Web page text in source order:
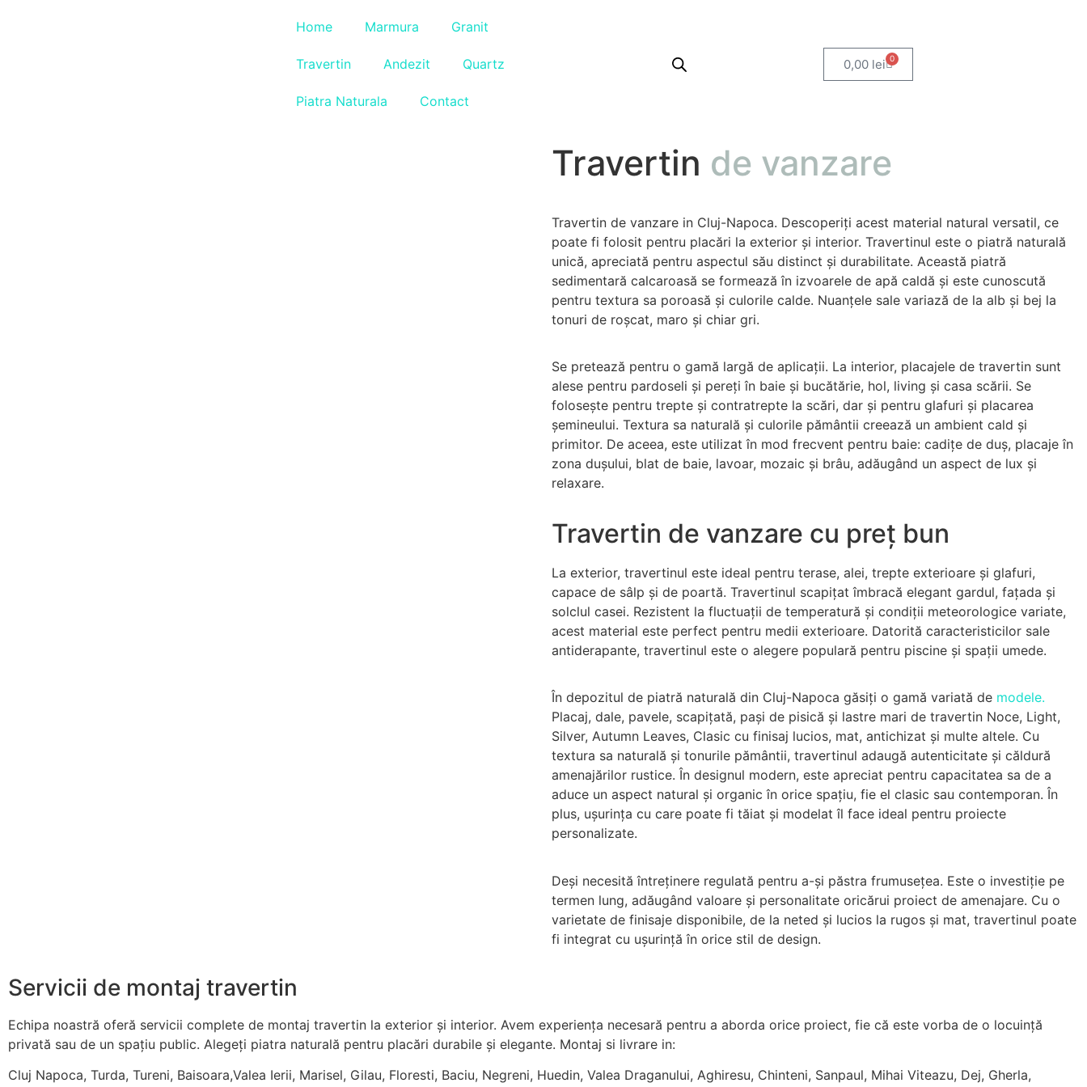
Home Marmura Granit
Travertin Andezit Quartz
Piatra Naturala Contact
0,00 lei 0
Travertin de vanzare
Travertin de vanzare in Cluj-Napoca. Descoperiți acest material natural versatil, ce
poate fi folosit pentru placări la exterior și interior. Travertinul este o piatră naturală
unică, apreciată pentru aspectul său distinct și durabilitate. Această piatră
sedimentară calcaroasă se formează în izvoarele de apă caldă și este cunoscută
pentru textura sa poroasă și culorile calde. Nuanțele sale variază de la alb și bej la
tonuri de roșcat, maro și chiar gri.
Se pretează pentru o gamă largă de aplicații. La interior, placajele de travertin sunt
alese pentru pardoseli și pereți în baie și bucătărie, hol, living și casa scării. Se
folosește pentru trepte și contratrepte la scări, dar și pentru glafuri și placarea
șemineului. Textura sa naturală și culorile pământii creează un ambient cald și
primitor. De aceea, este utilizat în mod frecvent pentru baie: cadițe de duș, placaje în
zona dușului, blat de baie, lavoar, mozaic și brâu, adăugând un aspect de lux și
relaxare.
Travertin de vanzare cu preț bun
La exterior, travertinul este ideal pentru terase, alei, trepte exterioare și glafuri,
capace de sâlp și de poartă. Travertinul scapițat îmbracă elegant gardul, fațada și
solclul casei. Rezistent la fluctuații de temperatură și condiții meteorologice variate,
acest material este perfect pentru medii exterioare. Datorită caracteristicilor sale
antiderapante, travertinul este o alegere populară pentru piscine și spații umede.
În depozitul de piatră naturală din Cluj-Napoca găsiți o gamă variată de modele.
Placaj, dale, pavele, scapițată, pași de pisică și lastre mari de travertin Noce, Light,
Silver, Autumn Leaves, Clasic cu finisaj lucios, mat, antichizat și multe altele. Cu
textura sa naturală și tonurile pământii, travertinul adaugă autenticitate și căldură
amenajărilor rustice. În designul modern, este apreciat pentru capacitatea sa de a
aduce un aspect natural și organic în orice spațiu, fie el clasic sau contemporan. În
plus, ușurința cu care poate fi tăiat și modelat îl face ideal pentru proiecte
personalizate.
Deși necesită întreținere regulată pentru a-și păstra frumusețea. Este o investiție pe
termen lung, adăugând valoare și personalitate oricărui proiect de amenajare. Cu o
varietate de finisaje disponibile, de la neted și lucios la rugos și mat, travertinul poate
fi integrat cu ușurință în orice stil de design.
Servicii de montaj travertin
Echipa noastră oferă servicii complete de montaj travertin la exterior și interior. Avem experiența necesară pentru a aborda orice proiect, fie că este vorba de o locuință
privată sau de un spațiu public. Alegeți piatra naturală pentru placări durabile și elegante. Montaj si livrare in:
Cluj Napoca, Turda, Tureni, Baisoara,Valea Ierii, Marisel, Gilau, Floresti, Baciu, Negreni, Huedin, Valea Draganului, Aghiresu, Chinteni, Sanpaul, Mihai Viteazu, Dej, Gherla,